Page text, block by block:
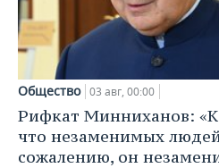
Общество 03 авг, 00:00
Рифкат Минниханов:
что незаменимых
сожалению, он